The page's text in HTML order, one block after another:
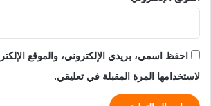
احفظ اسمي، بريدي الإلكتروني، والموقع
لاستخدامها المرة المقبلة في تعليقي.